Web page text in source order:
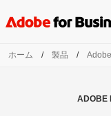
ホーム / 製品 /
ADOBE